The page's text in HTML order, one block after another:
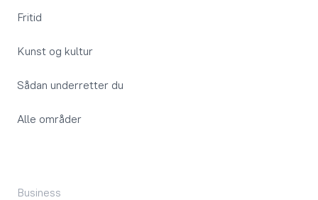
Fritid
Kunst og kultur
Sådan underretter du
Alle områder
Business